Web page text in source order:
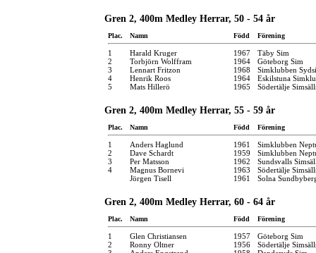
Gren 2, 400m Medley Herrar, 50 - 54 år
Plac. Namn Född Förening
1 Harald Kruger 1967
Täby Sim
2
Torbjörn Wolffram 1964
Göteborg Sim
3
Lennart Fritzon 1968
Simklubben
4
Henrik Roos 1964
Eskilstuna
5
Mats Hillerö 1965 Södertälje
Gren 2, 400m Medley Herrar, 55 - 59 år
Plac. Namn Född Förening
1 Anders Haglund 1961
Simklubben
2
Dave Schardt 1959
Simklubben
3
Per Matsson 1962
Sundsvalls
4
Magnus Bornevi 1963
Södertälje
Jörgen Tisell
1961 Solna
Gren 2, 400m Medley Herrar, 60 - 64 år
Plac. Namn Född Förening
1 Glen Christiansen 1957
Göteborg Sim
2
Ronny Oltner 1956
Södertälje